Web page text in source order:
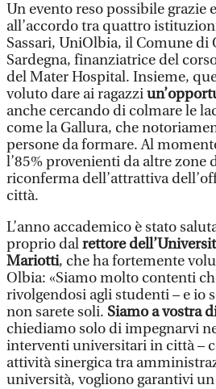
Un evento reso possibile grazie
all’accordo tra quattro
Sassari, UniOlbia, il Comune di
Sardegna, finanziatrice del
del Mater Hospital. Insieme,
voluto dare ai ragazzi
anche cercando di colmare le
come la Gallura, che
persone da formare. Al
l’85% provenienti da altre zone
riconferma dell’attrattiva
città.
L’anno accademico è stato
proprio dalrettore
Mariotti, che ha fortemente
Olbia: «Siamo molto contenti
rivolgendosi agli studenti – e io
non sarete soli. Siamo a vostra
chiediamo solo di impegnarvi
interventi universitari in città –
attività sinergica tra
università, vogliono garantivi